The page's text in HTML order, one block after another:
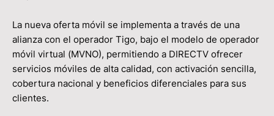
La nueva oferta móvil se implementa a través de una
alianza con el operador Tigo, bajo el modelo de operador
móvil virtual (MVNO), permitiendo a DIRECTV ofrecer
servicios móviles de alta calidad, con activación sencilla,
cobertura nacional y beneficios diferenciales para sus
clientes.